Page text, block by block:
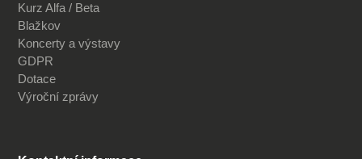
Kurz Alfa / Beta
Blažkov
Koncerty a výstavy
GDPR
Dotace
Výroční zprávy